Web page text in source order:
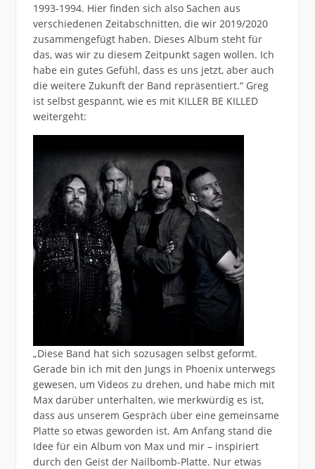
1993-1994. Hier finden sich also Sachen aus
verschiedenen Zeitabschnitten, die wir 2019/2020
zusammengefügt haben. Dieses Album steht für
das, was wir zu diesem Zeitpunkt sagen wollen. Ich
habe ein gutes Gefühl, dass es uns jetzt, aber auch
die weitere Zukunft der Band repräsentiert.“ Greg
ist selbst gespannt, wie es mit KILLER BE KILLED
weitergeht:
„Diese Band hat sich sozusagen selbst geformt.
Gerade bin ich mit den Jungs in Phoenix unterwegs
gewesen, um Videos zu drehen, und habe mich mit
Max darüber unterhalten, wie merkwürdig es ist,
dass aus unserem Gespräch über eine gemeinsame
Platte so etwas geworden ist. Am Anfang stand die
Idee für ein Album von Max und mir – inspiriert
durch den Geist der Nailbomb-Platte. Nur etwas